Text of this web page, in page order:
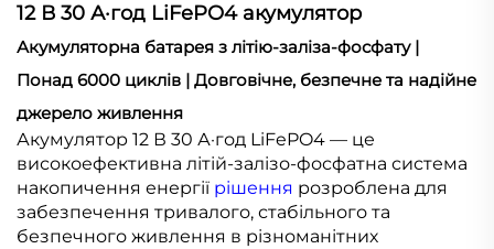
12 В 30 А·год LiFePO4 акумулятор
Акумуляторна батарея з літію-заліза-фосфату |
Понад 6000 циклів | Довговічне, безпечне та надійне
джерело живлення
Акумулятор 12 В 30 А·год LiFePO4 — це
високоефективна літій-залізо-фосфатна система
накопичення енергії рішення розроблена для
забезпечення тривалого, стабільного та
безпечного живлення в різноманітних